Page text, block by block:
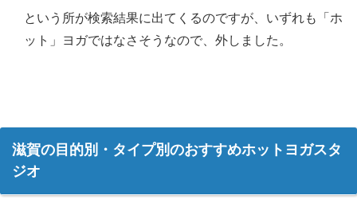
という所が検索結果に出てくるのですが、いずれも「ホ
ット」ヨガではなさそうなので、外しました。
滋賀の目的別・タイプ別のおすすめホットヨガスタ
ジオ